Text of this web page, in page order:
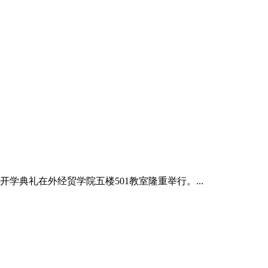
学典礼在外经贸学院五楼501教室隆重举行。...